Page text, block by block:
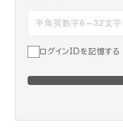
ログインIDを記憶する